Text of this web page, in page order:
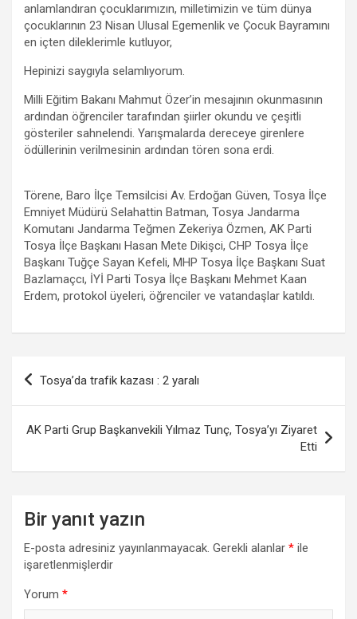
anlamlandıran çocuklarımızın, milletimizin ve tüm dünya
çocuklarının 23 Nisan Ulusal Egemenlik ve Çocuk Bayramını
en içten dileklerimle kutluyor,
Hepinizi saygıyla selamlıyorum.
Milli Eğitim Bakanı Mahmut Özer’in mesajının okunmasının
ardından öğrenciler tarafından şiirler okundu ve çeşitli
gösteriler sahnelendi. Yarışmalarda dereceye girenlere
ödüllerinin verilmesinin ardından tören sona erdi.
Törene, Baro İlçe Temsilcisi Av. Erdoğan Güven, Tosya İlçe
Emniyet Müdürü Selahattin Batman, Tosya Jandarma
Komutanı Jandarma Teğmen Zekeriya Özmen, AK Parti
Tosya İlçe Başkanı Hasan Mete Dikişci, CHP Tosya İlçe
Başkanı Tuğçe Sayan Kefeli, MHP Tosya İlçe Başkanı Suat
Bazlamaçcı, İYİ Parti Tosya İlçe Başkanı Mehmet Kaan
Erdem, protokol üyeleri, öğrenciler ve vatandaşlar katıldı.
Yazı
gezinmesi
Tosya’da trafik kazası : 2 yaralı
AK Parti Grup Başkanvekili Yılmaz Tunç, Tosya’yı Ziyaret
Etti
Bir yanıt yazın
E-posta adresiniz yayınlanmayacak. Gerekli alanlar * ile
işaretlenmişlerdir
Yorum *